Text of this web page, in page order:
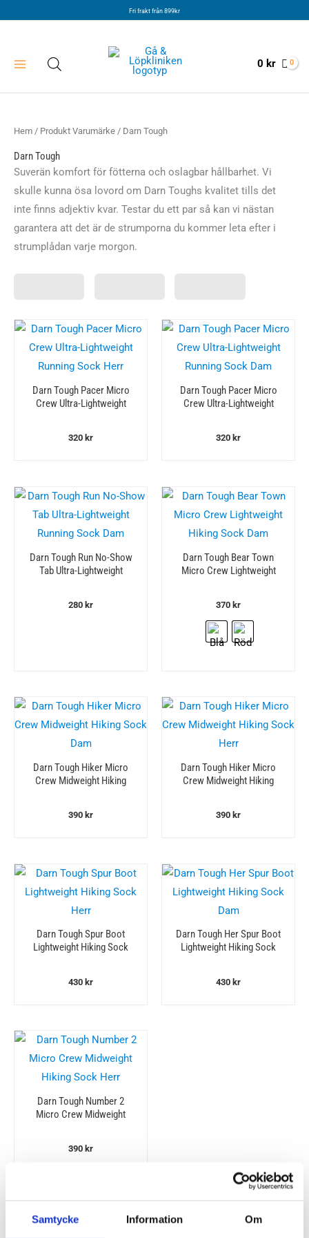
Samtycke Information Om
Fri frakt från 899kr
0 kr
Hem / Produkt Varumärke / Darn Tough
Darn Tough
Suverän komfort för fötterna och oslagbar hållbarhet. Vi
skulle kunna ösa lovord om Darn Toughs kvalitet tills det
inte finns adjektiv kvar. Testar du ett par så kan vi nästan
garantera att det är de strumporna du kommer leta efter i
strumplådan varje morgon.
Darn Tough Pacer Micro
Crew Ultra-Lightweight
320 kr
Darn Tough Pacer Micro
Crew Ultra-Lightweight
320 kr
Darn Tough Run No-Show
Tab Ultra-Lightweight
280 kr
Darn Tough Bear Town
Micro Crew Lightweight
370 kr
Darn Tough Hiker Micro
Crew Midweight Hiking
390 kr
Darn Tough Hiker Micro
Crew Midweight Hiking
390 kr
Darn Tough Spur Boot
Lightweight Hiking Sock
430 kr
Darn Tough Her Spur Boot
Lightweight Hiking Sock
430 kr
Darn Tough Number 2
Micro Crew Midweight
390 kr
Strumpor med oslagbar hållbarhet